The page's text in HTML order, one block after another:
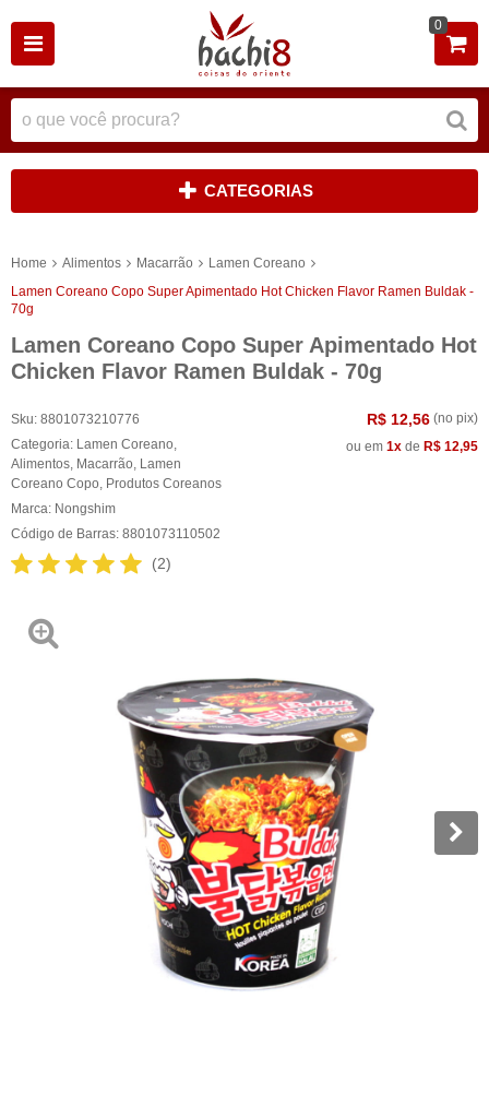
0
CATEGORIAS
Home Alimentos Macarrão
Lamen Coreano
Lamen Coreano Copo Super Apimentado Hot Chicken Flavor Ramen Buldak -
70g
Lamen Coreano Copo Super Apimentado Hot
Chicken Flavor Ramen Buldak - 70g
Sku: 8801073210776
Categoria: Lamen Coreano
Alimentos Macarrão Lamen
Coreano Copo Produtos Coreanos
Marca: Nongshim
Código de Barras: 8801073110502
(2)
R$ 12,56 (no pix)
ou em 1x de R$ 12,95